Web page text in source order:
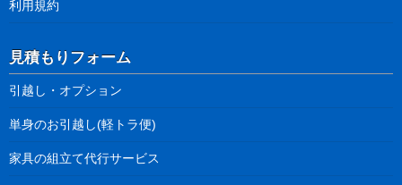
利用規約
見積もりフォーム
引越し・オプション
単身のお引越し(軽トラ便)
家具の組立て代行サービス